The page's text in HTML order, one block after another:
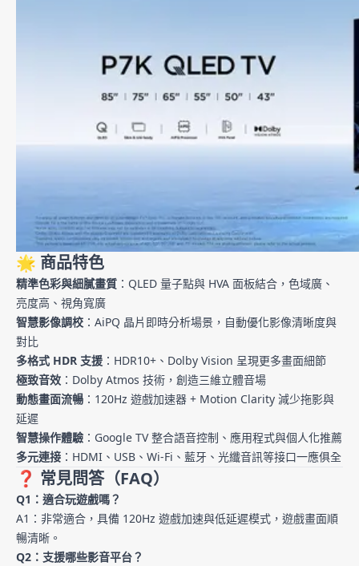
🌟 商品特色
精準色彩與細膩畫質 ：QLED 量子點與 HVA 面板結合，色域廣、
亮度高、視角寬廣
智慧影像調校 ：AiPQ 晶片即時分析場景，自動優化影像清晰度與
對比
多格式 HDR 支援 ：HDR10+、Dolby Vision 呈現更多畫面細節
極致音效 ：Dolby Atmos 技術，創造三維立體音場
動態畫面流暢 ：120Hz 遊戲加速器 + Motion Clarity 減少拖影與
延遲
智慧操作體驗 ：Google TV 整合語音控制、應用程式與個人化推薦
多元連接 ：HDMI、USB、Wi-Fi、藍牙、光纖音訊等接口一應俱全
❓ 常見問答（FAQ）
Q1：適合玩遊戲嗎？
A1：非常適合，具備 120Hz 遊戲加速與低延遲模式，遊戲畫面順
暢清晰。
Q2：支援哪些影音平台？